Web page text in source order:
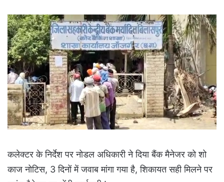
कलेक्टर के निर्देश पर नोडल अधिकारी ने दिया बैंक मैनेजर को शो
काज नोटिस, 3 दिनों में जवाब मांगा गया है, शिकायत सही मिलने पर